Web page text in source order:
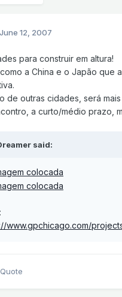
June 12, 2007
para construir em altura!
a China e o Japão que
de outras cidades, será
a curto/médio prazo,
said:
www.gpchicago.com/
Quote